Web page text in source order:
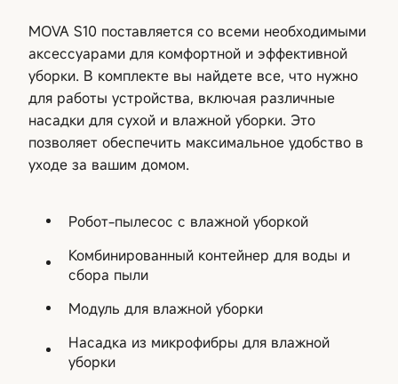
MOVA S10 поставляется со всеми необходимыми
аксессуарами для комфортной и эффективной
уборки. В комплекте вы найдете все, что нужно
для работы устройства, включая различные
насадки для сухой и влажной уборки. Это
позволяет обеспечить максимальное удобство в
уходе за вашим домом.
Робот-пылесос с влажной уборкой
Комбинированный контейнер для воды и
сбора пыли
Модуль для влажной уборки
Насадка из микрофибры для влажной
уборки